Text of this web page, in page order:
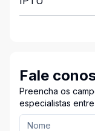
Fale
Preencha os
especialistas